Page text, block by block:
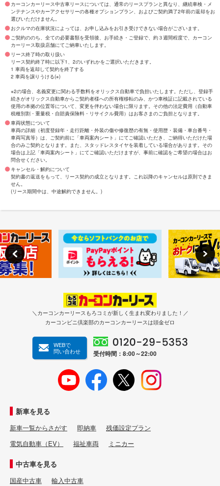
カーコンカーリース中古車リースについては、通常のリースプランと異なり、継続車検・メ
ンテナンスやカーアクセサリーの各種オプションプラン、およびご契約満了2年前の返却をお
選びいただけません。
おクルマの在庫状況によっては、お申し込みをお引き受けできない場合がございます。
ご契約ののち、全ての必要書類を受領後、お手続き・ご登録で、約３週間程度で、カーコン
カーリース取扱店舗にてご納車いたします。
リース終了時の取り扱い
リース契約終了時に以下1、2のいずれかをご選択いただきます。
1 車両を返却して契約を終了する
2 車両を譲りうける(※)
※2の場合、名義変更に関わる手数料をオリックス自動車で負担いたします。ただし、登録手
続きがオリックス自動車からご契約者様への所有権移転のみ、かつ車検証に記載されている
使用の本拠の位置等について、変更を伴わない場合に限ります。その他の法定費用（自動車
税種別割・重量税・自賠責保険料・リサイクル費用）はお客さまのご負担となります。
車両状態について
車両の詳細（初度登録年・走行距離・外装の傷や修復歴の有無・使用歴・装備・車台番号・
車両写真等）は、ご契約前に「車両案内シート」にてご確認いただき、ご納得いただけた場
合のみご契約となります。また、スタッドレスタイヤを装着している場合があります。その
場合は上記「車両案内シート」にてご確認いただけますが、事前に確認をご希望の場合はお
問合せください。
キャンセル・解約について
契約書の返送をもって、リース契約の成立となります。これ以降のキャンセルは原則できま
せん。
(リース期間中は、中途解約できません。)
＼カーコンカーリースもろコミが新しく生まれ変わりました！／
カーコンビニ倶楽部のカーコンカーリースは頭金ゼロ
WEBで
問い合わせ
受付時間：8:00～22:00
新車を見る
新車一覧からさがす 即納車
残価設定プラン
電気自動車（EV）
福祉車両 ミニカー
中古車を見る
国産中古車 輸入中古車